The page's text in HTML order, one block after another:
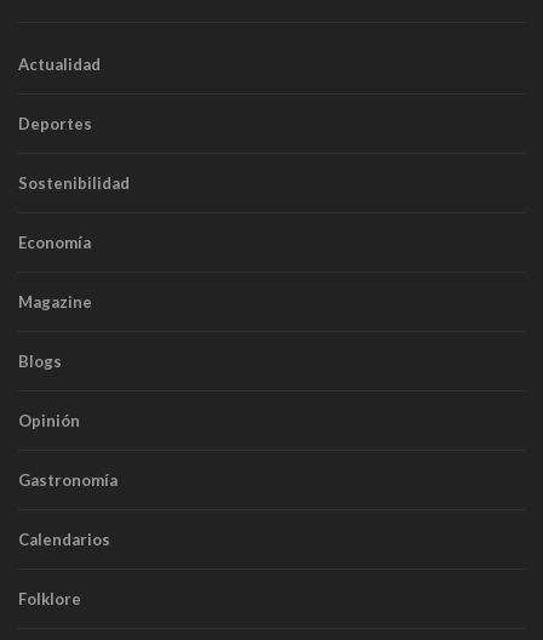
Actualidad
Deportes
Sostenibilidad
Economía
Magazine
Blogs
Opinión
Gastronomía
Calendarios
Folklore